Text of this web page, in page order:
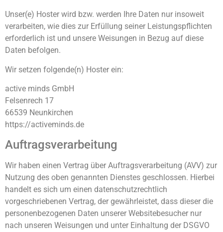
Unser(e) Hoster wird bzw. werden Ihre Daten nur insoweit
verarbeiten, wie dies zur Erfüllung seiner Leistungspflichten
erforderlich ist und unsere Weisungen in Bezug auf diese
Daten befolgen.
Wir setzen folgende(n) Hoster ein:
active minds GmbH
Felsenrech 17
66539 Neunkirchen
https://activeminds.de
Auftragsverarbeitung
Wir haben einen Vertrag über Auftragsverarbeitung (AVV) zur
Nutzung des oben genannten Dienstes geschlossen. Hierbei
handelt es sich um einen datenschutzrechtlich
vorgeschriebenen Vertrag, der gewährleistet, dass dieser die
personenbezogenen Daten unserer Websitebesucher nur
nach unseren Weisungen und unter Einhaltung der DSGVO